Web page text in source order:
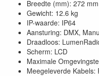
Breedte (mm): 272 mm
Gewicht: 12.6 kg
IP-waarde: IP64
Aansturing: DMX,
Draadloos:
Scherm: LCD
Maximale
Meegeleverde Kabels: